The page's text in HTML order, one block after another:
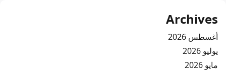
Archives
أغسطس 2026
يوليو 2026
مايو 2026